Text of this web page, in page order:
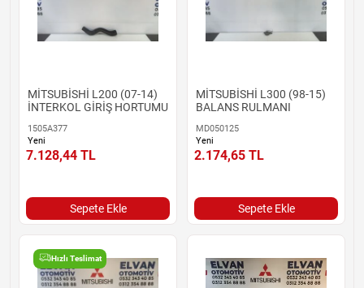
MİTSUBİSHİ L200 (07-14)
İNTERKOL GİRİŞ HORTUMU
1505A377
Yeni
7.128,44 TL
Sepete Ekle
MİTSUBİSHİ L300 (98-15)
BALANS RULMANI
MD050125
Yeni
2.174,65 TL
Sepete Ekle
Hızlı Teslimat